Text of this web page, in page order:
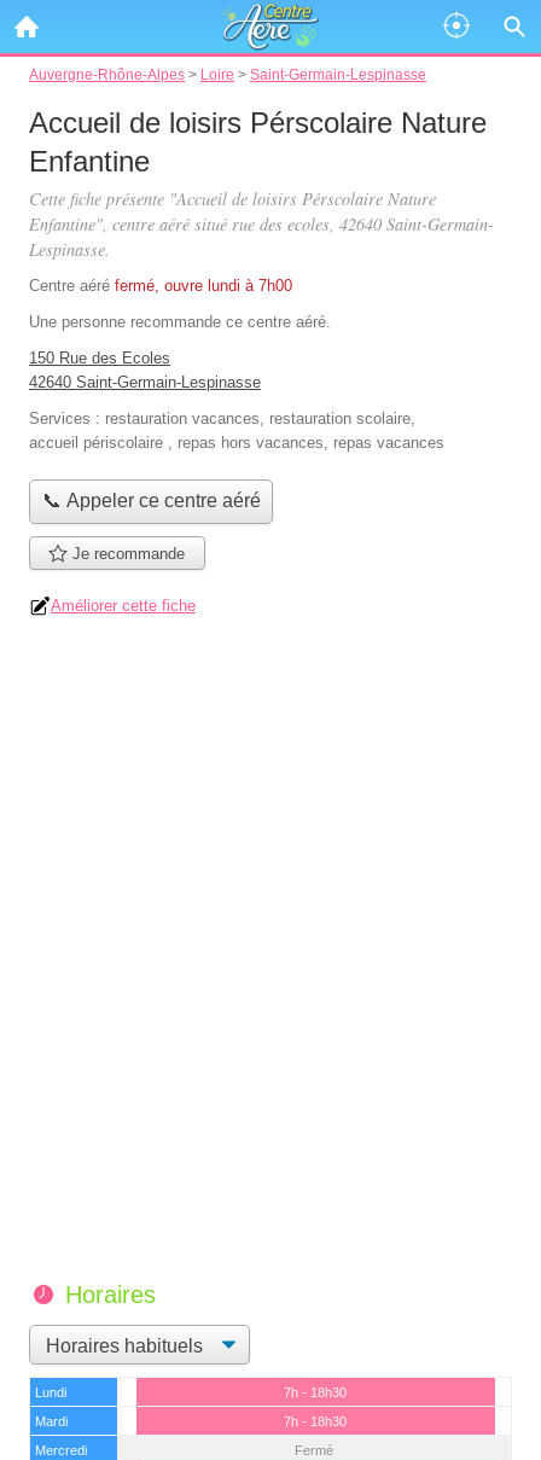
Auvergne-Rhône-Alpes > Loire > Saint-Germain-Lespinasse
Accueil de loisirs Pérscolaire Nature
Enfantine
Cette fiche présente "Accueil de loisirs Pérscolaire Nature
Enfantine", centre aéré situé rue des ecoles, 42640 Saint-Germain-
Lespinasse.
Centre aéré fermé, ouvre lundi à 7h00
Une personne recommande ce centre aéré.
150 Rue des Ecoles
42640 Saint-Germain-Lespinasse
Services : restauration vacances, restauration scolaire,
accueil périscolaire , repas hors vacances, repas vacances
📞 Appeler ce centre aéré
Je recommande
Améliorer cette fiche
Horaires
Lundi
7h - 18h30
Mardi
7h - 18h30
Mercredi
Fermé